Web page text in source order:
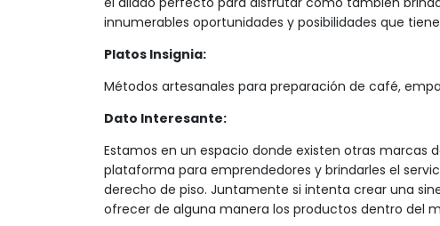
innumerables oportunidades y posibilidades que
Platos Insignia:
Métodos artesanales para preparación de café,
Dato Interesante:
Estamos en un espacio donde existen otras marcas
plataforma para emprendedores y brindarles el
derecho de piso. Juntamente si intenta crear una
ofrecer de alguna manera los productos dentro del